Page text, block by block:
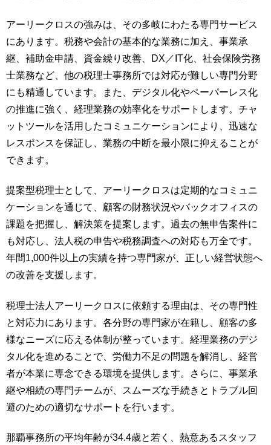
アーリークロスの強みは、その多岐にわたる専門サービス
にあります。税務や会計の基本的な業務に加え、事業承
継、補助金申請、資金繰り改善、DX／IT化、社会保険労務
士業務など、他の税理士事務所では対応が難しい専門分野
にも精通しています。また、デジタル化やペーパーレス化
の推進に強く、経理業務の効率化をサポートします。チャ
ットツールを活用したコミュニケーションにより、迅速な
レスポンスを保証し、業務の中断を最小限に抑えることが
できます。
提案型税理士として、アーリークロスは定期的なコミュニ
ケーションを通じて、顧客の財務状況やバックオフィスの
課題を把握し、解決策を提案します。過去の無申告案件に
も対応し、法人税の申告や税務調査への対応も万全です。
年間1,000件以上の実績を持つ専門家が、正しい経営状態へ
の改善を支援します。
税理士法人アーリークロスに依頼する理由は、その専門性
と対応力にあります。各分野の専門家が在籍し、顧客の多
様なニーズに応える体制が整っています。経理業務のデジ
タル化を進めることで、労働力不足の問題を解消し、経営
者が本業に専念できる環境を提供します。さらに、事業承
継や相続の専門チームが、スムーズな手続きとトラブル回
避のための適切なサポートを行います。
那覇事務所の平均年齢が34.4歳と若く、熱意あるスタッフ